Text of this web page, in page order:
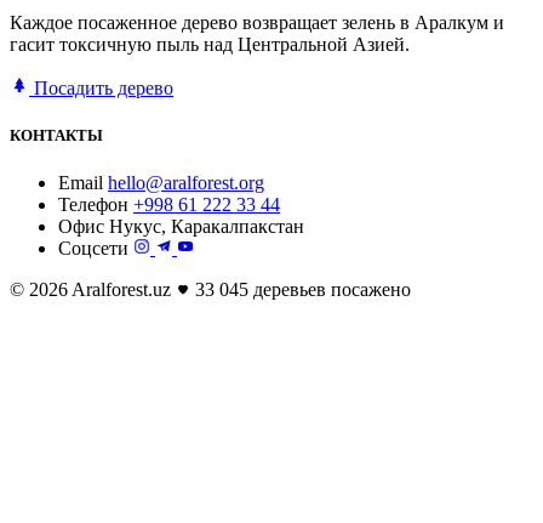
Каждое посаженное дерево возвращает зелень в Аралкум и
гасит токсичную пыль над Центральной Азией.
Посадить дерево
КОНТАКТЫ
Email hello@aralforest.org
Телефон +998 61 222 33 44
Офис Нукус, Каракалпакстан
Соцсети
© 2026 Aralforest.uz
33 045 деревьев посажено